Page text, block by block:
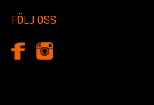
FÖLJ OSS